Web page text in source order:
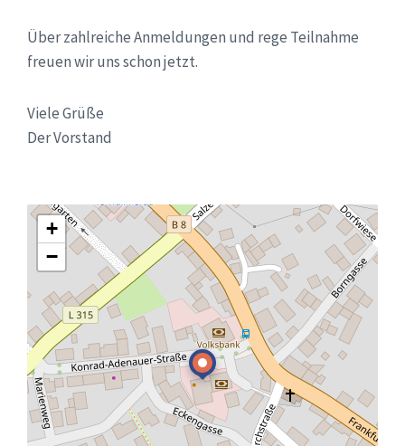
Über zahlreiche Anmeldungen und rege Teilnahme
freuen wir uns schon jetzt.
Viele Grüße
Der Vorstand
+
−